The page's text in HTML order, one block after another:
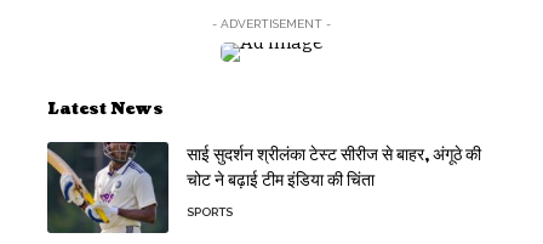
- ADVERTISEMENT -
Latest News
साई सुदर्शन श्रीलंका टेस्ट सीरीज से बाहर, अंगूठे की
चोट ने बढ़ाई टीम इंडिया की चिंता
SPORTS